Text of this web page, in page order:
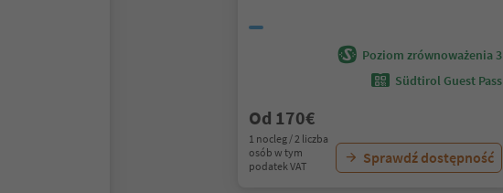
Poziom zrównoważenia 3
Südtirol Guest Pass
Od 170€
1 nocleg / 2 liczba
osób w tym
podatek VAT
Sprawdź dostępność